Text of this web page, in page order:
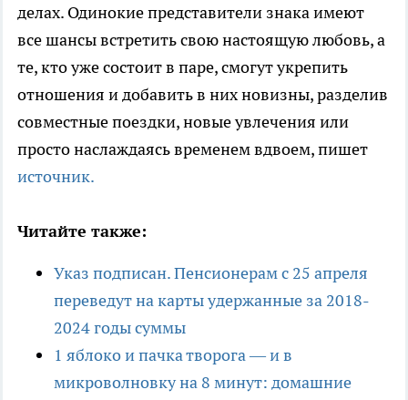
делах. Одинокие представители знака имеют
все шансы встретить свою настоящую любовь, а
те, кто уже состоит в паре, смогут укрепить
отношения и добавить в них новизны, разделив
совместные поездки, новые увлечения или
просто наслаждаясь временем вдвоем, пишет
источник.
Читайте также:
Указ подписан. Пенсионерам с 25 апреля
переведут на карты удержанные за 2018-
2024 годы суммы
1 яблоко и пачка творога — и в
микроволновку на 8 минут: домашние